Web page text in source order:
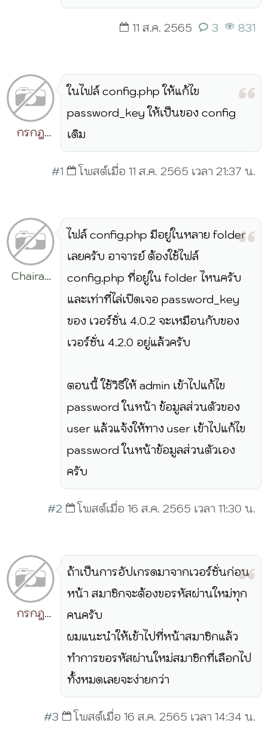
11 ส.ค. 2565 3 831
กรกฎ
ในไฟล์ config.php ให้แก้ไข
password_key ให้เป็นของ config
เดิม
#1 โพสต์เมื่อ 11 ส.ค. 2565 เวลา 21:37 น.
Chairat
ไฟล์ config.php มีอยู่ในหลาย folder
เลยครับ อาจารย์ ต้องใช้ไฟล์
config.php ที่อยู่ใน folder ไหนครับ
และเท่าที่ไล่เปิดเจอ password_key
ของ เวอร์ชั่น 4.0.2 จะเหมือนกับของ
เวอร์ชั่น 4.2.0 อยู่แล้วครับ
ตอนนี้ ใช้วิธีให้ admin เข้าไปแก้ไข
password ในหน้า ข้อมูลส่วนตัวของ
user แล้วแจ้งให้ทาง user เข้าไปแก้ไข
password ในหน้าข้อมูลส่วนตัวเอง
ครับ
#2 โพสต์เมื่อ 16 ส.ค. 2565 เวลา 11:30 น.
กรกฎ
ถ้าเป็นการอัปเกรดมาจากเวอร์ชั่นก่อน
หน้า สมาชิกจะต้องขอรหัสผ่านใหม่ทุก
คนครับ
ผมแนะนำให้เข้าไปที่หน้าสมาชิกแล้ว
ทำการขอรหัสผ่านใหม่สมาชิกที่เลือกไป
ทั้งหมดเลยจะง่ายกว่า
#3 โพสต์เมื่อ 16 ส.ค. 2565 เวลา 14:34 น.